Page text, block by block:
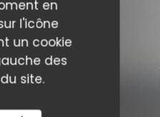
en
l'icône
un cookie
des
site.